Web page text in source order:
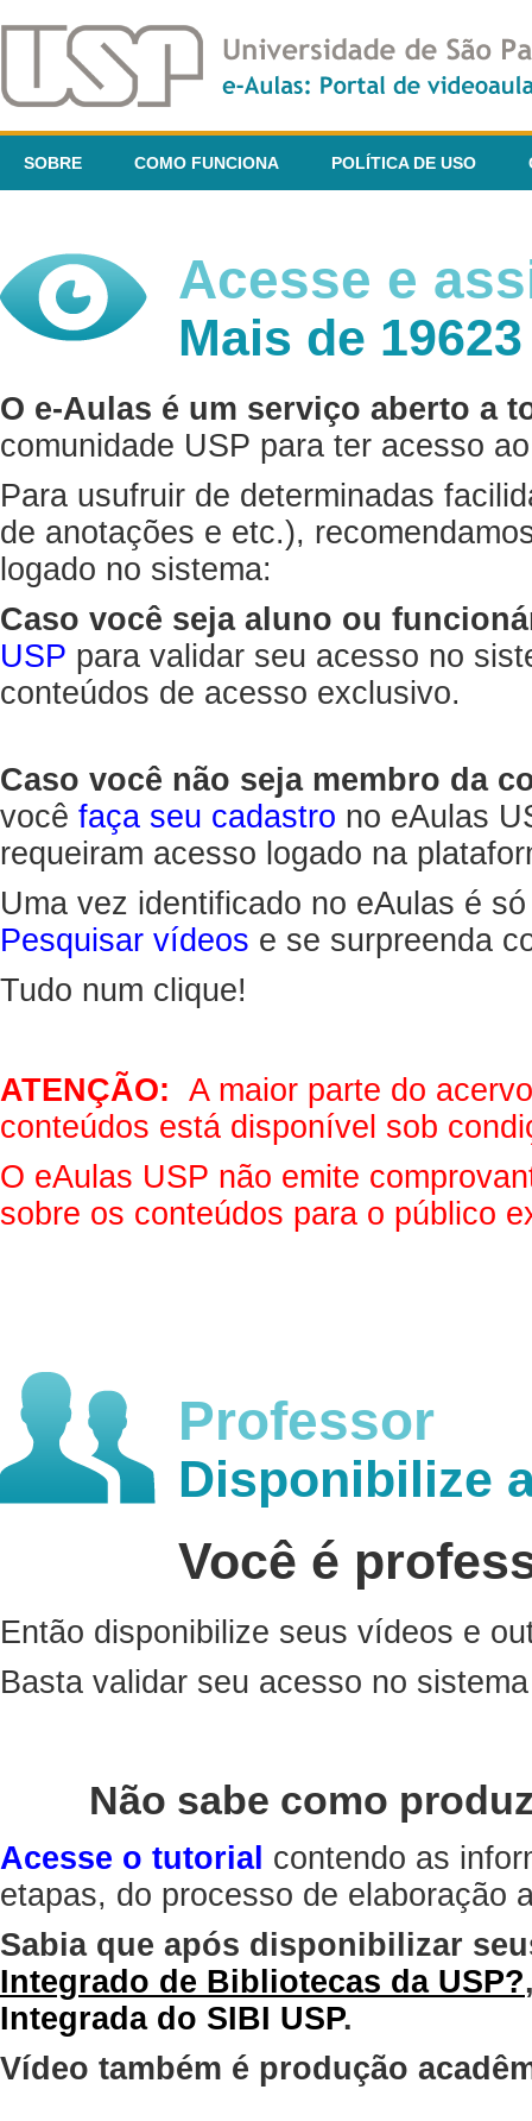
SOBRE COMO FUNCIONA POLÍTICA DE USO
Acesse e
Mais de
O e-Aulas é um serviço aberto a
comunidade USP para ter acesso
Para usufruir de determinadas
de anotações e etc.),
logado no sistema:
Caso você seja aluno ou
USP para validar seu acesso no
conteúdos de acesso exclusivo.
Caso você não seja membro da
você faça seu cadastro no eAulas
requeiram acesso logado na
Uma vez identificado no eAulas é
Pesquisar vídeos e se surpreenda
Tudo num clique!
ATENÇÃO: A maior parte do
conteúdos está disponível sob
O eAulas USP não emite
sobre os conteúdos para o público
Professor
Disponibilize
Você é
Então disponibilize seus vídeos e
Basta validar seu acesso no
Não sabe como
Acesse o tutorial contendo as
etapas, do processo de elaboração
Sabia que após disponibilizar
Integrado de Bibliotecas da USP?
Integrada do SIBI USP.
Vídeo também é produção